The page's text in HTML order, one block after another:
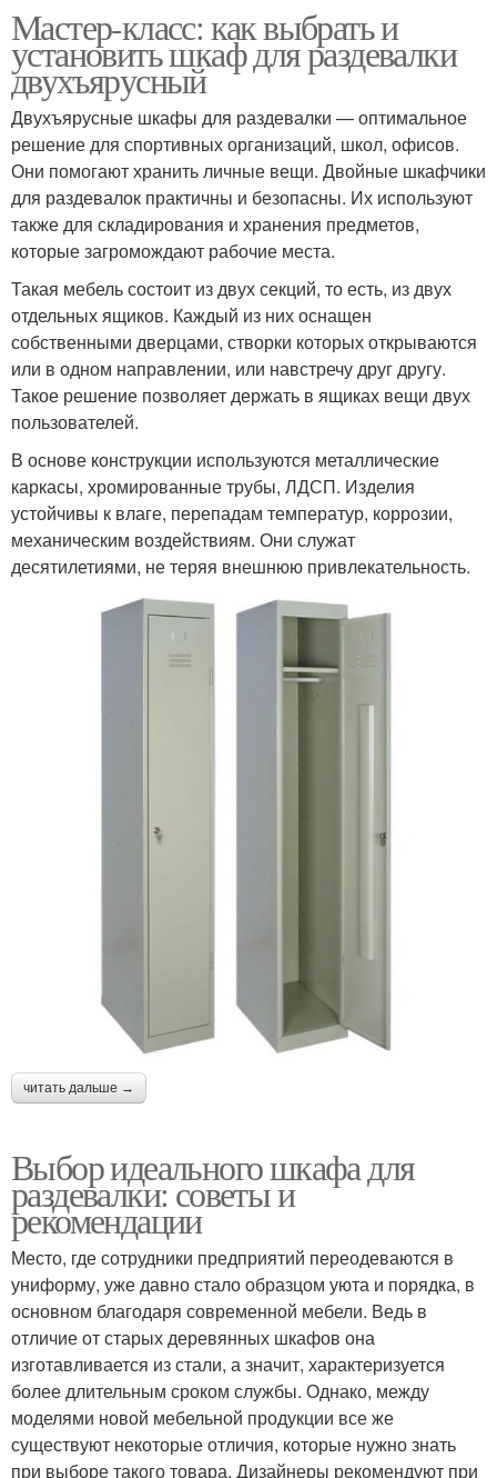
Мастер-класс: как выбрать и
установить шкаф для раздевалки
двухъярусный
Двухъярусные шкафы для раздевалки — оптимальное
решение для спортивных организаций, школ, офисов.
Они помогают хранить личные вещи. Двойные шкафчики
для раздевалок практичны и безопасны. Их используют
также для складирования и хранения предметов,
которые загромождают рабочие места.
Такая мебель состоит из двух секций, то есть, из двух
отдельных ящиков. Каждый из них оснащен
собственными дверцами, створки которых открываются
или в одном направлении, или навстречу друг другу.
Такое решение позволяет держать в ящиках вещи двух
пользователей.
В основе конструкции используются металлические
каркасы, хромированные трубы, ЛДСП. Изделия
устойчивы к влаге, перепадам температур, коррозии,
механическим воздействиям. Они служат
десятилетиями, не теряя внешнюю привлекательность.
читать дальше →
Выбор идеального шкафа для
раздевалки: советы и
рекомендации
Место, где сотрудники предприятий переодеваются в
униформу, уже давно стало образцом уюта и порядка, в
основном благодаря современной мебели. Ведь в
отличие от старых деревянных шкафов она
изготавливается из стали, а значит, характеризуется
более длительным сроком службы. Однако, между
моделями новой мебельной продукции все же
существуют некоторые отличия, которые нужно знать
при выборе такого товара. Дизайнеры рекомендуют при